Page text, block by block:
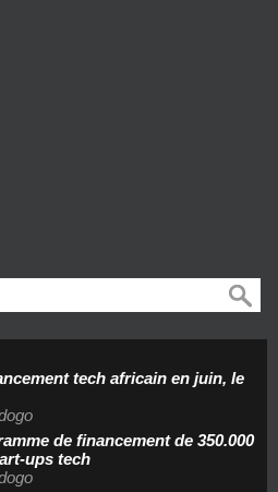
tech africain en juin, le
de financement de 350.000
ups tech